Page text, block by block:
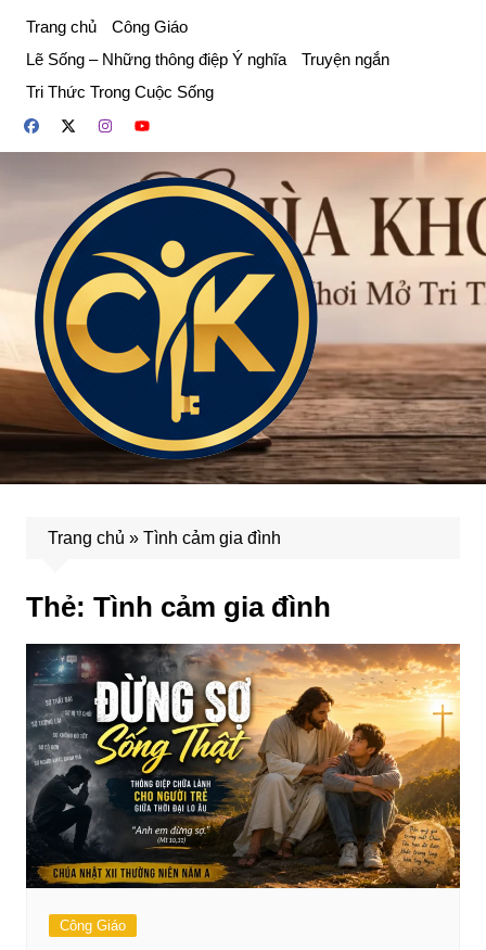
phần
dung
Trang chủ
Công Giáo
Lẽ Sống – Những thông điệp Ý nghĩa
Truyện ngắn
Tri Thức Trong Cuộc Sống
Trang chủ » Tình cảm gia đình
Thẻ: Tình cảm gia đình
Công Giáo